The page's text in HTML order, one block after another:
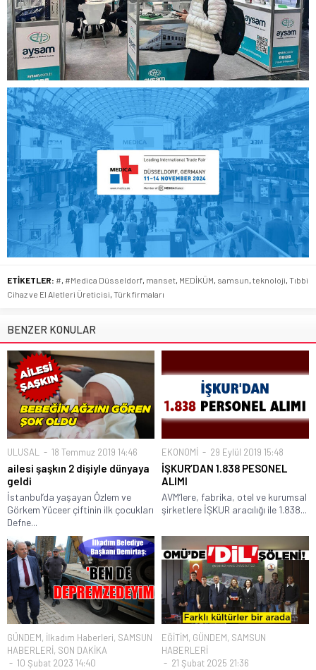
ETİKETLER: # #Medica Düsseldorf manset MEDİKÜM samsun teknoloji Tıbbi
Cihaz ve El Aletleri Üreticisi Türk firmaları
BENZER KONULAR
ULUSAL 18 Temmuz 2019 14:46
ailesi şaşkın 2 dişiyle dünyaya
geldi
İstanbul’da yaşayan Özlem ve
Görkem Yüceer çiftinin ilk çocukları
Defne...
EKONOMİ 29 Eylül 2019 15:48
İŞKUR’DAN 1.838 PESONEL
ALIMI
AVM’lere, fabrika, otel ve kurumsal
şirketlere İŞKUR aracılığı ile 1.838...
GÜNDEM, İlkadım Haberleri, SAMSUN
HABERLERİ, SON DAKİKA
10 Şubat 2023 14:40
EĞİTİM, GÜNDEM, SAMSUN
HABERLERİ
21 Şubat 2025 21:36